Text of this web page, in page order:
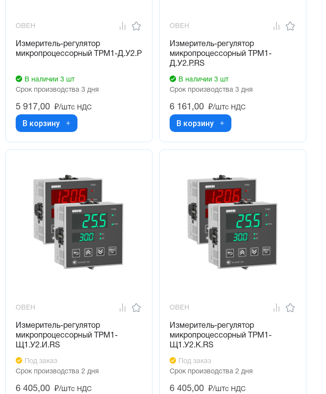
ОВЕН
Измеритель-регулятор
микропроцессорный ТРМ1-Д.У2.Р
В наличии 3 шт
Срок производства 3 дня
5 917,00 ₽/штс НДС
В корзину
ОВЕН
Измеритель-регулятор
микропроцессорный ТРМ1-
Д.У2.Р.RS
В наличии 3 шт
Срок производства 3 дня
6 161,00 ₽/штс НДС
В корзину
ОВЕН
Измеритель-регулятор
микропроцессорный ТРМ1-
Щ1.У2.И.RS
Под заказ
Срок производства 2 дня
6 405,00 ₽/штс НДС
ОВЕН
Измеритель-регулятор
микропроцессорный ТРМ1-
Щ1.У2.К.RS
Под заказ
Срок производства 2 дня
6 405,00 ₽/штс НДС